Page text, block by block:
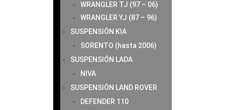
WRANGLER TJ (97 – 06)
WRANGLER YJ (87 – 96)
SUSPENSIÓN KIA
SORENTO (hasta 2006)
SUSPENSIÓN LADA
NIVA
SUSPENSIÓN LAND ROVER
DEFENDER 110